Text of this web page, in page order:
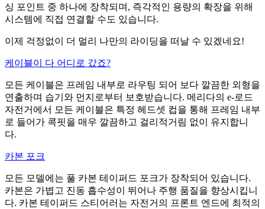
싱 포인트 중 하나에 장착되며, 즉각적인 용량의 확장을 위해
시스템에 직접 연결할 수도 있습니다.
이제 걱정없이 더 멀리 나만의 라이딩을 떠날 수 있겠네요!
케이블이 다 어디로 갔죠?
모든 케이블은 프레임 내부로 라우팅 되어 보다 깔끔한 외형을
연출하며 습기와 먼지로부터 보호받습니다. 메리다의 e-로드
자전거에서 모든 케이블은 특정 헤드셋 컵을 통해 프레임 내부
로 들어가 콕핏을 매우 깔끔하고 걸리적거림 없이 유지합니
다.
카본 포크
모든 모델에는 풀 카본 테이퍼드 포크가 장착되어 있습니다.
카본은 가볍고 진동 흡수성이 뛰어나 주행 품질을 향상시킵니
다. 카본 테이퍼드 스티어러는 자전거의 프론트 엔드에 최적의